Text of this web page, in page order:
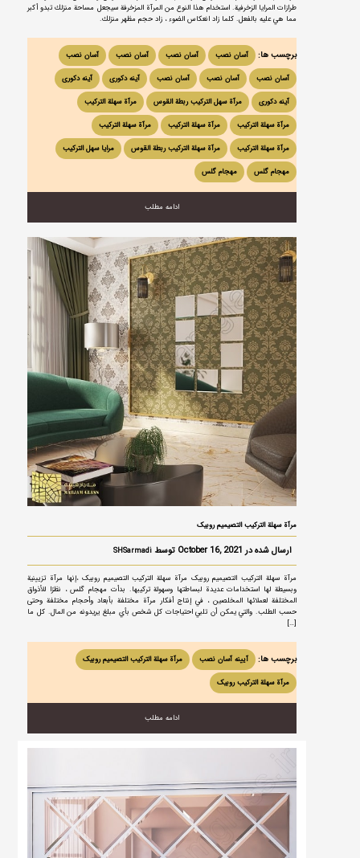
طرازات المرايا الزخرفية. استخدام هذا النوع من المرآة المزخرفة سيجعل مساحة منزلك تبدو أكبر
مما هي عليه بالفعل. كلما زاد انعكاس الضوء ، زاد حجم مظهر منزلك.
برچسب ها: آسان نصب آسان نصب آسان نصب آسان نصب
آسان نصب آسان نصب آسان نصب آینه دکوری آینه دکوری
آینه دکوری مرآة سهل التركيب ربطة القوس مرآة سهلة التركيب
مرآة سهلة التركيب مرآة سهلة التركيب مرآة سهلة التركيب
مرآة سهلة التركيب مرآة سهلة التركيب ربطة القوس مرایا سهل الترکیب
مهجام گلس مهجام گلس
ادامه مطلب
مرآة سهلة التركيب التصيميم روبیک
ارسال شده در October 16, 2021 توسط SHSarmadi
مرآة سهلة التركيب التصيميم روبیک مرآة سهلة التركيب التصيميم روبیک ،إنها مرآة تزيينية
وبسيطة لها استخدامات عديدة لبساطتها وسهولة تركيبها. بدأت مهجام گلس ، نظرًا للأذواق
المختلفة لعملائها المخلصين ، في إنتاج أفكار مرآة مختلفة بأبعاد وأحجام مختلفة وحتى
حسب الطلب. والتي يمكن أن تلبي احتياجات كل شخص بأي مبلغ يريدونه من المال. كل ما
[…]
برچسب ها: آیینه آسان نصب مرآة سهلة التركيب التصيميم روبیک
مرآة سهلة التركيب روبیک
ادامه مطلب